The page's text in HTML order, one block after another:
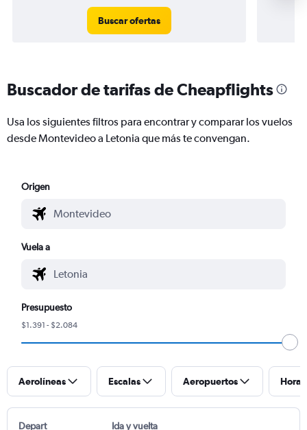
Buscar ofertas
Buscador de tarifas de Cheapflights
Usa los siguientes filtros para encontrar y comparar los vuelos
desde Montevideo a Letonia que más te convengan.
Origen
Vuela a
Presupuesto
$1.391 - $2.084
Aerolíneas Escalas Aeropuertos
Depart Ida y vuelta